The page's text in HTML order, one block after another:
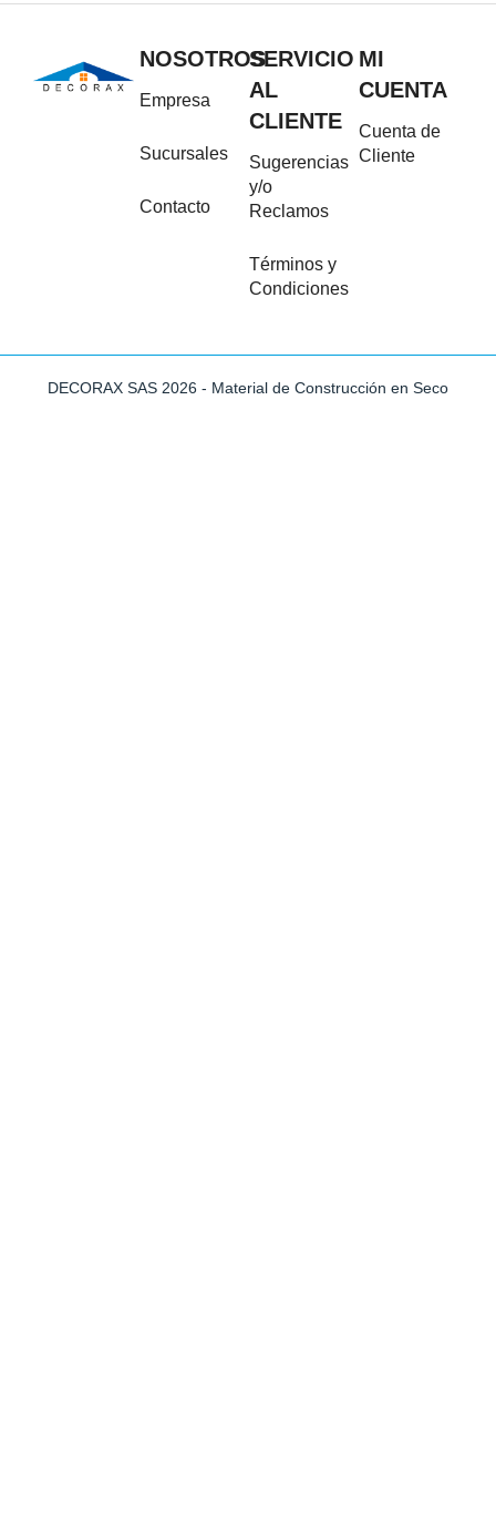
NOSOTROS
Empresa
Sucursales
Contacto
SERVICIO
AL
CLIENTE
Sugerencias
y/o
Reclamos
Términos y
Condiciones
MI
CUENTA
Cuenta de
Cliente
DECORAX SAS 2026 - Material de Construcción en Seco